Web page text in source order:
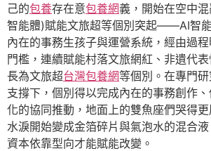
己的包養存在意包養網義，開始在空中
智能體)賦能文旅超等個別突起——AI智
內在的事務生孩子與運營系統，經由過
門檻，連續賦能村落文旅網紅、非遺代
長為文旅超台灣包養網等個別。在專門
支撐下，個別得以完成內在的事務創作
化的協同推動，地面上的雙魚座們哭得
水淚開始變成金箔碎片與氣泡水的混合
資本依靠型向才能賦能改變。